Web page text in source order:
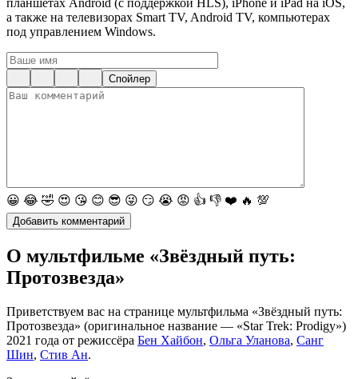
планшетах Android (с поддержкой HLS), iPhone и iPad на iOS,
а также на телевизорах Smart TV, Android TV, компьютерах
под управлением Windows.
Спойлер
😀 😂 🤣 😍 😘 😊 😎 😜 😏 😭 😡 👍 👎 ❤️ 🔥 💯
О мультфильме «Звёздный путь:
Протозвезда»
Приветствуем вас на странице мультфильма «Звёздный путь:
Протозвезда» (оригинальное название — «Star Trek: Prodigy»)
2021 года от режиссёра Бен Хайбон, Ольга Уланова, Санг
Шин, Стив Ан.